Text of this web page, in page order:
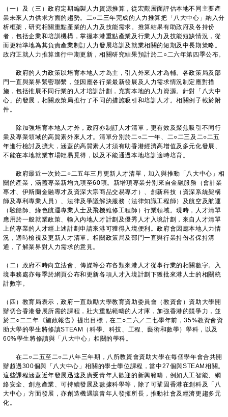
（一）及（三）政府定期編製人力資源推算，從宏觀層面評估本地不同主要產
業未來人力供求方面的趨勢。二○二三年完成的人力推算把「八大中心」納入分
析框架，研究相關重點產業的人力及技能需求。推算結果有助政府及各持份
者，包括企業和培訓機構，掌握本港重點產業及行業人力及技能短缺情況，從
而更精準地為其負責產業制訂人力發展培訓及就業相關的短期及中長期策略。
政府正就人力推算進行中期更新，相關研究結果預計於二○二六年第四季公布。
政府的人力政策以培育本地人才為主，引入外來人才為輔。各政策局及部
門一直與業界緊密聯繫，並因應各行業最新發展及人力需求情況制定應對措
施，包括推展不同行業的人才培訓計劃，充實本地的人力資源。針對「八大中
心」的發展，相關政策局推行了不同的措施吸引和培訓人才。相關例子載於附
件。
除加強培育本地人才外，政府亦制訂人才清單，更有效及聚焦吸引不同行
業及專業領域的高質素外來人才。清單分別於二○二一年、二○二三及二○二五
年進行檢討及擴大，涵蓋的高質素人才須有助香港經濟高增值及多元化發展、
不能在本地就業市場輕易覓得，以及不能通過本地培訓適時培育。
政府最近一次於二○二五年三月更新人才清單，加入與推動「八大中心」相
關的產業，涵蓋專業新增九項至60項。新增項專業分別來自金融服務（會計業
專才、伊斯蘭金融專才及資深大宗商品交易專才）、創新科技（資深系統架構
師及專利專業人員）、法律及爭議解決服務（法律知識工程師）及航空及航運
（驗船師、綠色航運專業人士及飛機維修工程師）行業領域。現時，人才清單
應用於一般就業政策、輸入內地人才計劃及優秀人才入境計劃，來自人才清單
上的專業的人才經上述計劃申請來港可獲得入境便利。政府會因應本地人力情
況，適時檢視及更新人才清單。相關政策局及部門一直與行業持份者保持溝
通，了解業界對人力需求的意見。
（二）政府不時向立法會、傳媒等公布各類來港人才從事行業的相關數字。入
境事務處亦每季於網頁公布和更新各項人才入境計劃下獲批來港人士的相關統
計數字。
（四）教育局表示，政府一直鼓勵大學教育資助委員會（教資會）資助大學開
辦切合香港發展所需的課程，壯大重點範疇的人才庫，加強香港的競爭力，並
於二○二二年《施政報告》提出目標，在二○二六／二七學年前，35%教資會資
助大學的學生將修讀STEAM（科學、科技、工程、藝術和數學）學科，以及
60%學生將修讀與「八大中心」相關的學科。
在二○二五至二○二八年三年期，八所教資會資助大學在每個學年會合共開
辦超過300個與「八大中心」相關的學士學位課程，當中27個與STEAM相關。
這些課程涵蓋近年發展迅速及廣受青年人歡迎的新興範疇，例如人工智能、網
絡安全、創意產業、可持續發展及數據科學等，除了可鞏固香港在創科及「八
大中心」方面發展，亦創造機遇讓青年人發揮所長，推動社會及經濟更趨多元
化。